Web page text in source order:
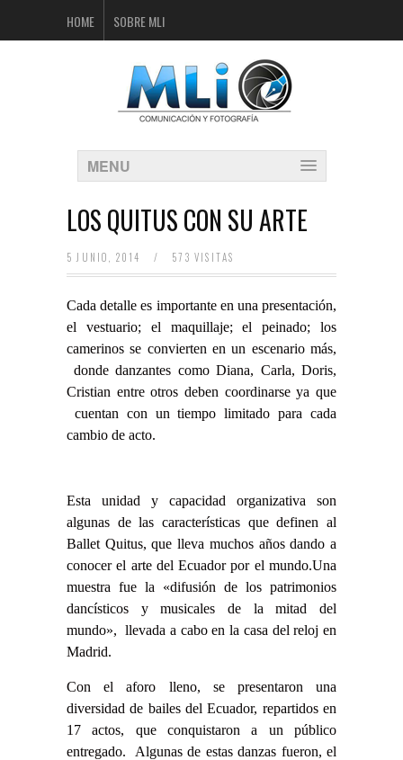
HOME SOBRE MLI
MENU
LOS QUITUS CON SU ARTE
5 JUNIO, 2014 / 573 VISITAS
Cada detalle es importante en una presentación,
el vestuario; el maquillaje; el peinado; los
camerinos se convierten en un escenario más,
donde danzantes como Diana, Carla, Doris,
Cristian entre otros deben coordinarse ya que
cuentan con un tiempo limitado para cada
cambio de acto.
Esta unidad y capacidad organizativa son
algunas de las características que definen al
Ballet Quitus, que lleva muchos años dando a
conocer el arte del Ecuador por el mundo.Una
muestra fue la «difusión de los patrimonios
dancísticos y musicales de la mitad del
mundo», llevada a cabo en la casa del reloj en
Madrid.
Con el aforo lleno, se presentaron una
diversidad de bailes del Ecuador, repartidos en
17 actos, que conquistaron a un público
entregado. Algunas de estas danzas fueron, el